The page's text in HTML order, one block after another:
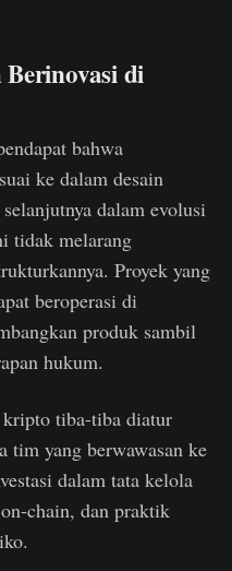
di
bahwa
ke dalam desain
dalam evolusi
tidak melarang
Proyek yang
beroperasi di
produk sambil
hukum.
tiba-tiba diatur
tim yang berwawasan ke
dalam tata kelola
chain, dan praktik